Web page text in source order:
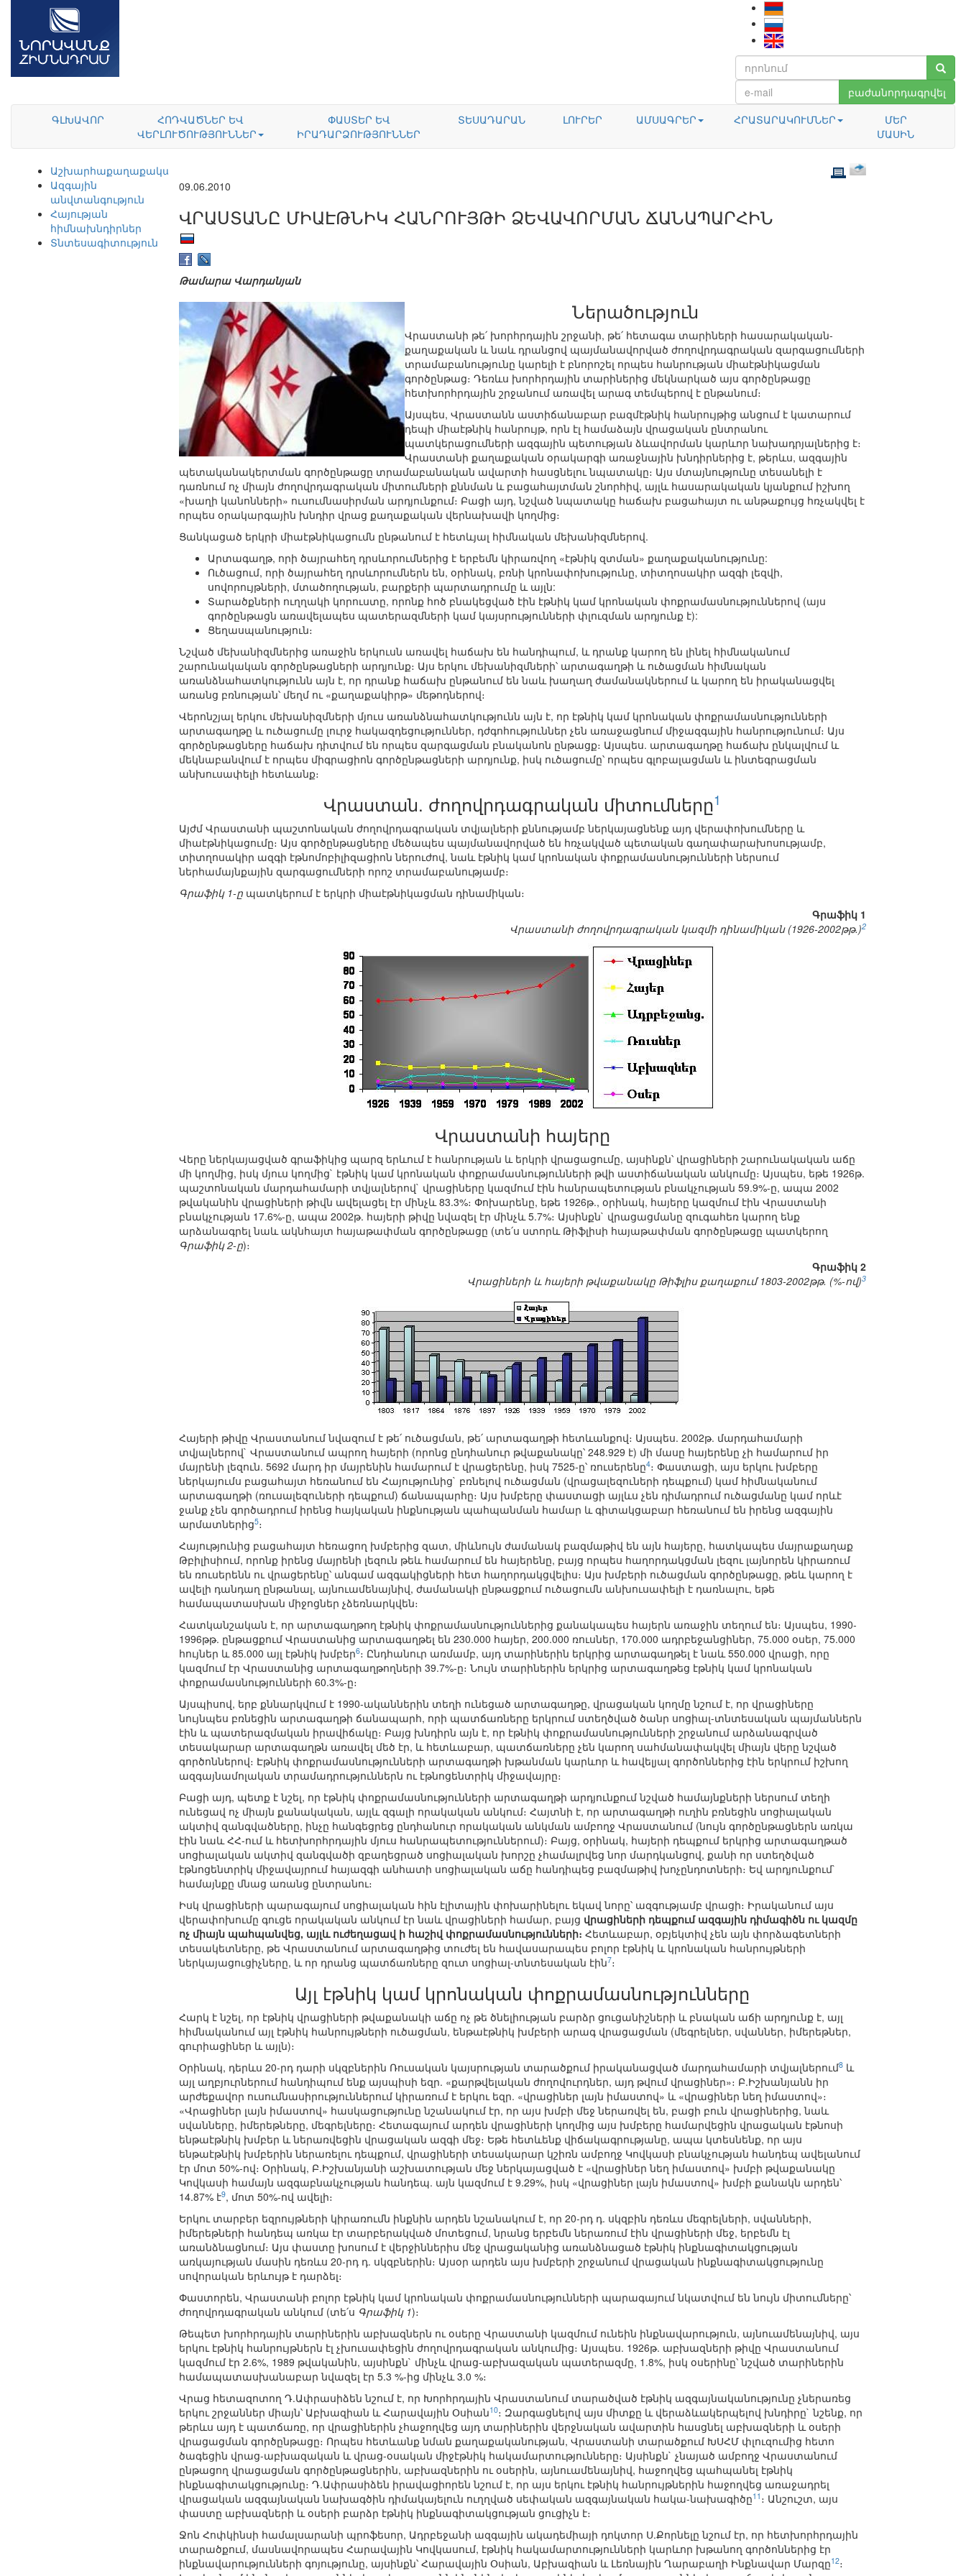
բաժանորդագրվել
ԳԼԽԱՎՈՐ
ՀՈԴՎԱԾՆԵՐ ԵՎ
ՎԵՐԼՈՒԾՈՒԹՅՈՒՆՆԵՐ
ՓԱՍՏԵՐ ԵՎ
ԻՐԱԴԱՐՁՈՒԹՅՈՒՆՆԵՐ
ՏԵՍԱԴԱՐԱՆ ԼՈՒՐԵՐ ԱՄՍԱԳՐԵՐ ՀՐԱՏԱՐԱԿՈՒՄՆԵՐ
ՄԵՐ
ՄԱՍԻՆ
Աշխարհաքաղաքականություն
Ազգային
անվտանգություն
Հայության
հիմնախնդիրներ
Տնտեսագիտություն
09.06.2010
ՎՐԱՍՏԱՆԸ ՄԻԱԷԹՆԻԿ ՀԱՆՐՈՒՅԹԻ ՁԵՎԱՎՈՐՄԱՆ ՃԱՆԱՊԱՐՀԻՆ
Թամարա Վարդանյան
Ներածություն
Վրաստանի թե՛ խորհրդային շրջանի, թե՛ հետագա տարիների հասարակական-
քաղաքական և նաև դրանցով պայմանավորված ժողովրդագրական զարգացումների
տրամաբանությունը կարելի է բնորոշել որպես հանրության միաէթնիկացման
գործընթաց։ Դեռևս խորհրդային տարիներից մեկնարկած այս գործընթացը
հետխորհրդային շրջանում առավել արագ տեմպերով է ընթանում։
Այսպես, Վրաստանն աստիճանաբար բազմէթնիկ հանրույթից անցում է կատարում
դեպի միաէթնիկ հանրույթ, որն էլ համաձայն վրացական ընտրանու
պատկերացումների ազգային պետության ձևավորման կարևոր նախադրյալներից է։
Վրաստանի քաղաքական օրակարգի առաջնային խնդիրներից է, թերևս, ազգային
պետականակերտման գործընթացը տրամաբանական ավարտի հասցնելու նպատակը։ Այս մտայնությունը տեսանելի է
դառնում ոչ միայն ժողովրդագրական միտումների քննման և բացահայտման շնորհիվ, այլև հասարակական կյանքում իշխող
«խաղի կանոնների» ուսումնասիրման արդյունքում։ Բացի այդ, նշված նպատակը հաճախ բացահայտ ու անթաքույց հռչակվել է
որպես օրակարգային խնդիր վրաց քաղաքական վերնախավի կողմից։
Ցանկացած երկրի միաէթնիկացումն ընթանում է հետևյալ հիմնական մեխանիզմներով.
Արտագաղթ, որի ծայրահեղ դրսևորումներից է երբեմն կիրառվող «էթնիկ զտման» քաղաքականությունը:
Ուծացում, որի ծայրահեղ դրսևորումներն են, օրինակ, բռնի կրոնափոխությունը, տիտղոսակիր ազգի լեզվի,
սովորույթների, մտածողության, բարքերի պարտադրումը և այլն:
Տարածքների ուղղակի կորուստը, որոնք հոծ բնակեցված էին էթնիկ կամ կրոնական փոքրամասնություններով (այս
գործընթացն առավելապես պատերազմների կամ կայսրությունների փլուզման արդյունք է):
Ցեղասպանություն։
Նշված մեխանիզմներից առաջին երկուսն առավել հաճախ են հանդիպում, և դրանք կարող են լինել հիմնականում
շարունակական գործընթացների արդյունք։ Այս երկու մեխանիզմների՝ արտագաղթի և ուծացման հիմնական
առանձնահատկությունն այն է, որ դրանք հաճախ ընթանում են նաև խաղաղ ժամանակներում և կարող են իրականացվել
առանց բռնության՝ մեղմ ու «քաղաքակիրթ» մեթոդներով։
Վերոնշյալ երկու մեխանիզմների մյուս առանձնահատկությունն այն է, որ էթնիկ կամ կրոնական փոքրամասնությունների
արտագաղթը և ուծացումը լուրջ հակազդեցություններ, դժգոհություններ չեն առաջացնում միջազգային հանրությունում։ Այս
գործընթացները հաճախ դիտվում են որպես զարգացման բնականոն ընթացք։ Այսպես. արտագաղթը հաճախ ընկալվում և
մեկնաբանվում է որպես միգրացիոն գործընթացների արդյունք, իսկ ուծացումը՝ որպես գլոբալացման և ինտեգրացման
անխուսափելի հետևանք։
Վրաստան. ժողովրդագրական միտումները1
Այժմ Վրաստանի պաշտոնական ժողովրդագրական տվյալների քննությամբ ներկայացնենք այդ վերափոխումները և
միաէթնիկացումը։ Այս գործընթացները մեծապես պայմանավորված են հռչակված պետական գաղափարախոսությամբ,
տիտղոսակիր ազգի էթնոմոբիլիզացիոն ներուժով, նաև էթնիկ կամ կրոնական փոքրամասնությունների ներսում
ներհամայնքային զարգացումների որոշ տրամաբանությամբ։
Գրաֆիկ 1-ը պատկերում է երկրի միաէթնիկացման դինամիկան։
Գրաֆիկ 1
Վրաստանի ժողովրդագրական կազմի դինամիկան (1926-2002թթ.)2
Վրաստանի հայերը
Վերը ներկայացված գրաֆիկից պարզ երևում է հանրության և երկրի վրացացումը, այսինքն՝ վրացիների շարունակական աճը
մի կողմից, իսկ մյուս կողմից` էթնիկ կամ կրոնական փոքրամասնությունների թվի աստիճանական անկումը։ Այսպես, եթե 1926թ.
պաշտոնական մարդահամարի տվյալներով` վրացիները կազմում էին հանրապետության բնակչության 59.9%-ը, ապա 2002
թվականին վրացիների թիվն ավելացել էր մինչև 83.3%։ Փոխարենը, եթե 1926թ., օրինակ, հայերը կազմում էին Վրաստանի
բնակչության 17.6%-ը, ապա 2002թ. հայերի թիվը նվազել էր մինչև 5.7%։ Այսինքն` վրացացմանը զուգահեռ կարող ենք
արձանագրել նաև ակնհայտ հայաթափման գործընթացը (տե՛ս ստորև Թիֆլիսի հայաթափման գործընթացը պատկերող
Գրաֆիկ 2-ը)։
Գրաֆիկ 2
Վրացիների և հայերի թվաքանակը Թիֆլիս քաղաքում 1803-2002թթ. (%-ով)3
Հայերի թիվը Վրաստանում նվազում է թե՛ ուծացման, թե՛ արտագաղթի հետևանքով։ Այսպես. 2002թ. մարդահամարի
տվյալներով` Վրաստանում ապրող հայերի (որոնց ընդհանուր թվաքանակը՝ 248.929 է) մի մասը հայերենը չի համարում իր
մայրենի լեզուն. 5692 մարդ իր մայրենին համարում է վրացերենը, իսկ 7525-ը՝ ռուսերենը4։ Փաստացի, այս երկու խմբերը
ներկայումս բացահայտ հեռանում են Հայությունից` բռնելով ուծացման (վրացալեզուների դեպքում) կամ հիմնականում
արտագաղթի (ռուսալեզուների դեպքում) ճանապարհը։ Այս խմբերը փաստացի այլևս չեն դիմադրում ուծացմանը կամ որևէ
ջանք չեն գործադրում իրենց հայկական ինքնության պահպանման համար և գիտակցաբար հեռանում են իրենց ազգային
արմատներից5։
Հայությունից բացահայտ հեռացող խմբերից զատ, միևնույն ժամանակ բազմաթիվ են այն հայերը, հատկապես մայրաքաղաք
Թբիլիսիում, որոնք իրենց մայրենի լեզուն թեև համարում են հայերենը, բայց որպես հաղորդակցման լեզու լայնորեն կիրառում
են ռուսերենն ու վրացերենը՝ անգամ ազգակիցների հետ հաղորդակցվելիս։ Այս խմբերի ուծացման գործընթացը, թեև կարող է
ավելի դանդաղ ընթանալ, այնուամենայնիվ, ժամանակի ընթացքում ուծացումն անխուսափելի է դառնալու, եթե
համապատասխան միջոցներ չձեռնարկվեն։
Հատկանշական է, որ արտագաղթող էթնիկ փոքրամասնություններից քանակապես հայերն առաջին տեղում են։ Այսպես, 1990-
1996թթ. ընթացքում Վրաստանից արտագաղթել են 230.000 հայեր, 200.000 ռուսներ, 170.000 ադրբեջանցիներ, 75.000 օսեր, 75.000
հույներ և 85.000 այլ էթնիկ խմբեր6։ Ընդհանուր առմամբ, այդ տարիներին երկրից արտագաղթել է նաև 550.000 վրացի, որը
կազմում էր Վրաստանից արտագաղթողների 39.7%-ը։ Նույն տարիներին երկրից արտագաղթեց էթնիկ կամ կրոնական
փոքրամասնությունների 60.3%-ը։
Այսպիսով, երբ քննարկվում է 1990-ականներին տեղի ունեցած արտագաղթը, վրացական կողմը նշում է, որ վրացիները
նույնպես բռնեցին արտագաղթի ճանապարհ, որի պատճառները երկրում ստեղծված ծանր սոցիալ-տնտեսական պայմաններն
էին և պատերազմական իրավիճակը։ Բայց խնդիրն այն է, որ էթնիկ փոքրամասնությունների շրջանում արձանագրված
տեսակարար արտագաղթն առավել մեծ էր, և հետևաբար, պատճառները չեն կարող սահմանափակվել միայն վերը նշված
գործոններով։ Էթնիկ փոքրամասնությունների արտագաղթի խթանման կարևոր և հավելյալ գործոններից էին երկրում իշխող
ազգայնամոլական տրամադրություններն ու էթնոցենտրիկ միջավայրը։
Բացի այդ, պետք է նշել, որ էթնիկ փոքրամասնությունների արտագաղթի արդյունքում նշված համայնքների ներսում տեղի
ունեցավ ոչ միայն քանակական, այլև զգալի որակական անկում։ Հայտնի է, որ արտագաղթի ուղին բռնեցին սոցիալական
ակտիվ զանգվածները, ինչը հանգեցրեց ընդհանուր որակական անկման ամբողջ Վրաստանում (նույն գործընթացներն առկա
էին նաև ՀՀ-ում և հետխորհրդային մյուս հանրապետություններում)։ Բայց, օրինակ, հայերի դեպքում երկրից արտագաղթած
սոցիալական ակտիվ զանգվածի զբաղեցրած սոցիալական խորշը չհամալրվեց նոր մարդկանցով, քանի որ ստեղծված
էթնոցենտրիկ միջավայրում հայազգի անհատի սոցիալական աճը հանդիպեց բազմաթիվ խոչընդոտների։ Եվ արդյունքում`
համայնքը մնաց առանց ընտրանու։
Իսկ վրացիների պարագայում սոցիալական հին էլիտային փոխարինելու եկավ նորը՝ ազգությամբ վրացի։ Իրականում այս
վերափոխումը գուցե որակական անկում էր նաև վրացիների համար, բայց վրացիների դեպքում ազգային դիմագիծն ու կազմը
ոչ միայն պահպանվեց, այլև ուժեղացավ ի հաշիվ փոքրամասնությունների։ Հետևաբար, օբյեկտիվ չեն այն փորձագետների
տեսակետները, թե Վրաստանում արտագաղթից տուժել են հավասարապես բոլոր էթնիկ և կրոնական հանրույթների
ներկայացուցիչները, և որ դրանց պատճառները զուտ սոցիալ-տնտեսական էին7։
Այլ էթնիկ կամ կրոնական փոքրամասնությունները
Հարկ է նշել, որ էթնիկ վրացիների թվաքանակի աճը ոչ թե ծնելիության բարձր ցուցանիշների և բնական աճի արդյունք է, այլ
հիմնականում այլ էթնիկ հանրույթների ուծացման, ենթաէթնիկ խմբերի արագ վրացացման (մեգրելներ, սվաններ, իմերեթներ,
գուրիացիներ և այլն)։
Օրինակ, դերևս 20-րդ դարի սկզբներին Ռուսական կայսրության տարածքում իրականացված մարդահամարի տվյալներում8 և
այլ աղբյուրներում հանդիպում ենք այսպիսի եզր. «քարթվելական ժողովուրդներ, այդ թվում վրացիներ»։ Բ.Իշխանյանն իր
արժեքավոր ուսումնասիրություններում կիրառում է երկու եզր. «վրացիներ լայն իմաստով» և «վրացիներ նեղ իմաստով»։
«Վրացիներ լայն իմաստով» հասկացությունը նշանակում էր, որ այս խմբի մեջ ներառվել են, բացի բուն վրացիներից, նաև
սվանները, իմերեթները, մեգրելները։ Հետագայում արդեն վրացիների կողմից այս խմբերը համարվեցին վրացական էթնոսի
ենթաէթնիկ խմբեր և ներառվեցին վրացական ազգի մեջ։ Եթե հետևենք վիճակագրությանը, ապա կտեսնենք, որ այս
ենթաէթնիկ խմբերին ներառելու դեպքում, վրացիների տեսակարար կշիռն ամբողջ Կովկասի բնակչության հանդեպ ավելանում
էր մոտ 50%-ով։ Օրինակ, Բ.Իշխանյանի աշխատության մեջ ներկայացված է «վրացիներ նեղ իմաստով» խմբի թվաքանակը
Կովկասի համայն ազգաբնակչության հանդեպ. այն կազմում է 9.29%, իսկ «վրացիներ լայն իմաստով» խմբի քանակն արդեն՝
14.87% է9, մոտ 50%-ով ավելի։
Երկու տարբեր եզրույթների կիրառումն ինքնին արդեն նշանակում է, որ 20-րդ դ. սկզբին դեռևս մեգրելների, սվանների,
իմերեթների հանդեպ առկա էր տարբերակված մոտեցում, նրանց երբեմն ներառում էին վրացիների մեջ, երբեմն էլ
առանձնացնում։ Այս փաստը խոսում է վերջիններիս մեջ վրացականից առանձնացած էթնիկ ինքնագիտակցության
առկայության մասին դեռևս 20-րդ դ. սկզբներին։ Այսօր արդեն այս խմբերի շրջանում վրացական ինքնագիտակցությունը
սովորական երևույթ է դարձել։
Փաստորեն, Վրաստանի բոլոր էթնիկ կամ կրոնական փոքրամասնությունների պարագայում նկատվում են նույն միտումները՝
ժողովրդագրական անկում (տե՛ս Գրաֆիկ 1)։
Թեպետ խորհրդային տարիներին աբխազներն ու օսերը Վրաստանի կազմում ունեին ինքնավարություն, այնուամենայնիվ, այս
երկու էթնիկ հանրույթներն էլ չխուսափեցին ժողովրդագրական անկումից։ Այսպես. 1926թ. աբխազների թիվը Վրաստանում
կազմում էր 2.6%, 1989 թվականին, այսինքն` մինչև վրաց-աբխազական պատերազմը, 1.8%, իսկ օսերինը՝ նշված տարիներին
համապատասխանաբար նվազել էր 5.3 %-ից մինչև 3.0 %։
Վրաց հետազոտող Դ.Ափրասիձեն նշում է, որ Խորհրդային Վրաստանում տարածված էթնիկ ազգայնականությունը չներառեց
երկու շրջաններ միայն՝ Աբխազիան և Հարավային Օսիան10։ Զարգացնելով այս միտքը և վերաձևակերպելով խնդիրը` նշենք, որ
թերևս այդ է պատճառը, որ վրացիներին չհաջողվեց այդ տարիներին վերջնական ավարտին հասցնել աբխազների և օսերի
վրացացման գործընթացը։ Որպես հետևանք նման քաղաքականության, Վրաստանի տարածքում ԽՍՀՄ փլուզումից հետո
ծագեցին վրաց-աբխազական և վրաց-օսական միջէթնիկ հակամարտությունները։ Այսինքն` չնայած ամբողջ Վրաստանում
ընթացող վրացացման գործընթացներին, աբխազներին ու օսերին, այնուամենայնիվ, հաջողվեց պահպանել էթնիկ
ինքնագիտակցությունը։ Դ.Ափրասիձեն իրավացիորեն նշում է, որ այս երկու էթնիկ հանրույթներին հաջողվեց առաջադրել
վրացական ազգայնական նախագծին դիմակայելուն ուղղված սեփական ազգայնական հակա-նախագիծը11 ։ Անշուշտ, այս
փաստը աբխազների և օսերի բարձր էթնիկ ինքնագիտակցության ցուցիչն է։
Ջոն Հոփկինսի համալսարանի պրոֆեսոր, Ադրբեջանի ազգային ակադեմիայի դոկտոր Ս.Քորնելը նշում էր, որ հետխորհրդային
տարածքում, մասնավորապես Հարավային Կովկասում, էթնիկ հակամարտությունների կարևոր խթանող գործոններից էր
ինքնավարությունների գոյությունը, այսինքն՝ Հարավային Օսիան, Աբխազիան և Լեռնային Ղարաբաղի Ինքնավար Մարզը12։